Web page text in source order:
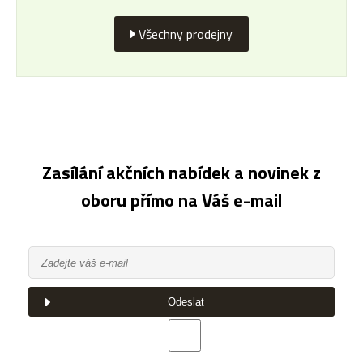
Všechny prodejny
Zasílání akčních nabídek a novinek z
oboru přímo na Váš e-mail
Odeslat